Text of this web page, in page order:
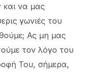
και να μας
γωνιές του
Ας μη μας
τον λόγο του
Του, σήμερα,